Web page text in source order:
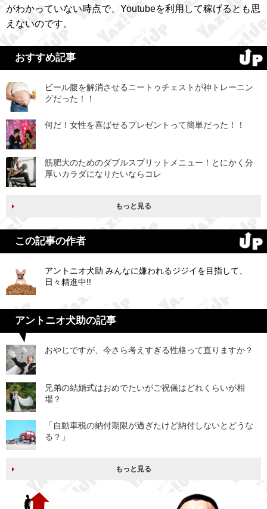
がわかっていない時点で、Youtubeを利用して稼げるとも思
えないのです。
おすすめ記事
ビール腹を解消させるニートゥチェストが神トレーニン
グだった！！
何だ！女性を喜ばせるプレゼントって簡単だった！！
筋肥大のためのダブルスプリットメニュー！とにかく分
厚いカラダになりたいならコレ
もっと見る
この記事の作者
アントニオ犬助 みんなに嫌われるジジイを目指して、
日々精進中!!
アントニオ犬助の記事
おやじですが、今さら考えすぎる性格って直りますか？
兄弟の結婚式はおめでたいがご祝儀はどれくらいが相
場？
「自動車税の納付期限が過ぎたけど納付しないとどうな
る？」
もっと見る